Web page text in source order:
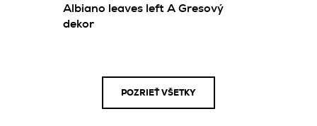
Albiano leaves left A Gresový
dekor
POZRIEŤ VŠETKY